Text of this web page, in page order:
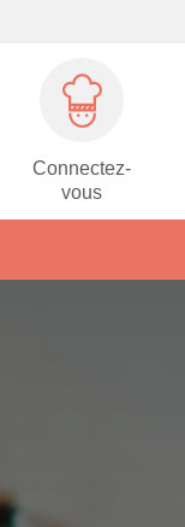
Connectez-
vous